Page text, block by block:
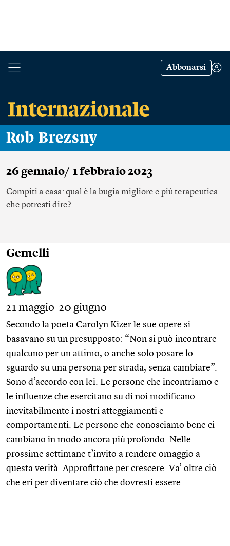
Abbonarsi
Rob Brezsny
26 gennaio/ 1 febbraio 2023
Compiti a casa: qual è la bugia migliore e più terapeutica
che potresti dire?
Gemelli
21 maggio-20 giugno
Secondo la poeta Carolyn Kizer le sue opere si
basavano su un presupposto: “Non si può incontrare
qualcuno per un attimo, o anche solo posare lo
sguardo su una persona per strada, senza cambiare”.
Sono d’accordo con lei. Le persone che incontriamo e
le influenze che esercitano su di noi modificano
inevitabilmente i nostri atteggiamenti e
comportamenti. Le persone che conosciamo bene ci
cambiano in modo ancora più profondo. Nelle
prossime settimane t’invito a rendere omaggio a
questa verità. Approfittane per crescere. Va’ oltre ciò
che eri per diventare ciò che dovresti essere.